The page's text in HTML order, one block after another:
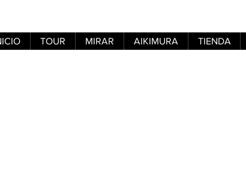
TOUR MIRAR AIKIMURA TIENDA